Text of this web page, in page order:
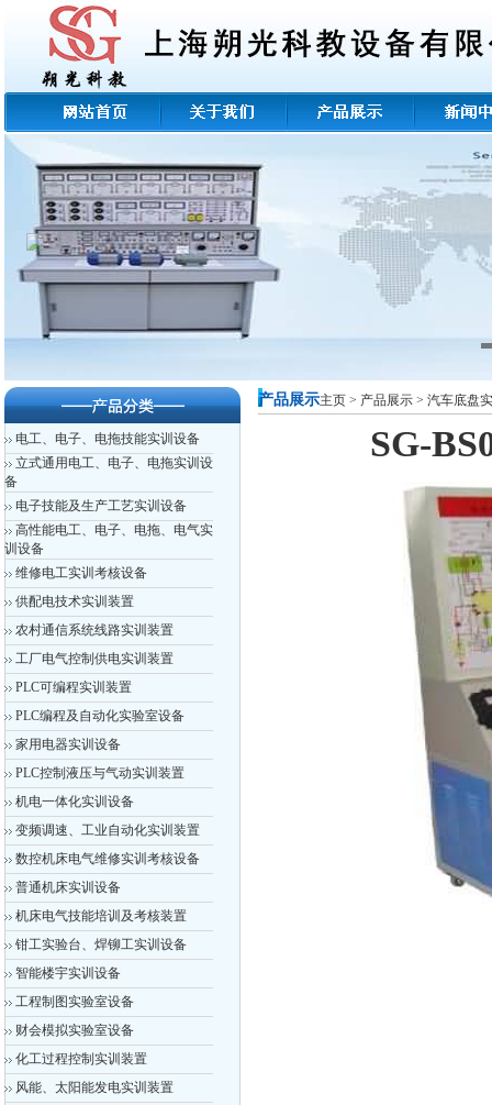
电工、电子、电拖技能实训设备
立式通用电工、电子、电拖实训设
备
电子技能及生产工艺实训设备
高性能电工、电子、电拖、电气实
训设备
维修电工实训考核设备
供配电技术实训装置
农村通信系统线路实训装置
工厂电气控制供电实训装置
PLC可编程实训装置
PLC编程及自动化实验室设备
家用电器实训设备
PLC控制液压与气动实训装置
机电一体化实训设备
变频调速、工业自动化实训装置
数控机床电气维修实训考核设备
普通机床实训设备
机床电气技能培训及考核装置
钳工实验台、焊铆工实训设备
智能楼宇实训设备
工程制图实验室设备
财会模拟实验室设备
化工过程控制实训装置
风能、太阳能发电实训装置
产品展示主页 > 产品展示 > 汽车底盘
SG-